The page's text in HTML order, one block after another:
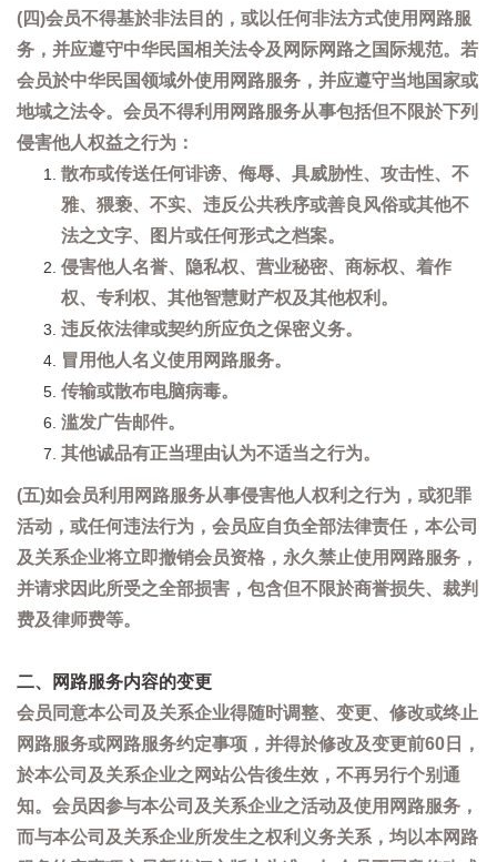
(四)会员不得基於非法目的，或以任何非法方式使用网路服
务，并应遵守中华民国相关法令及网际网路之国际规范。若
会员於中华民国领域外使用网路服务，并应遵守当地国家或
地域之法令。会员不得利用网路服务从事包括但不限於下列
侵害他人权益之行为：
散布或传送任何诽谤、侮辱、具威胁性、攻击性、不
雅、猥亵、不实、违反公共秩序或善良风俗或其他不
法之文字、图片或任何形式之档案。
侵害他人名誉、隐私权、营业秘密、商标权、着作
权、专利权、其他智慧财产权及其他权利。
违反依法律或契约所应负之保密义务。
冒用他人名义使用网路服务。
传输或散布电脑病毒。
滥发广告邮件。
其他诚品有正当理由认为不适当之行为。
(五)如会员利用网路服务从事侵害他人权利之行为，或犯罪
活动，或任何违法行为，会员应自负全部法律责任，本公司
及关系企业将立即撤销会员资格，永久禁止使用网路服务，
并请求因此所受之全部损害，包含但不限於商誉损失、裁判
费及律师费等。
二、网路服务内容的变更
会员同意本公司及关系企业得随时调整、变更、修改或终止
网路服务或网路服务约定事项，并得於修改及变更前60日，
於本公司及关系企业之网站公告後生效，不再另行个别通
知。会员因参与本公司及关系企业之活动及使用网路服务，
而与本公司及关系企业所发生之权利义务关系，均以本网路